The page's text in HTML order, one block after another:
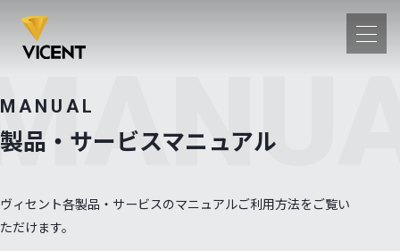
サービス一覧
SMALT OFFICE
αOCR
MANUAL
製品・サービスマニュアル
ヴィセント各製品・サービスのマニュアルご利用方法をご覧い
ただけます。